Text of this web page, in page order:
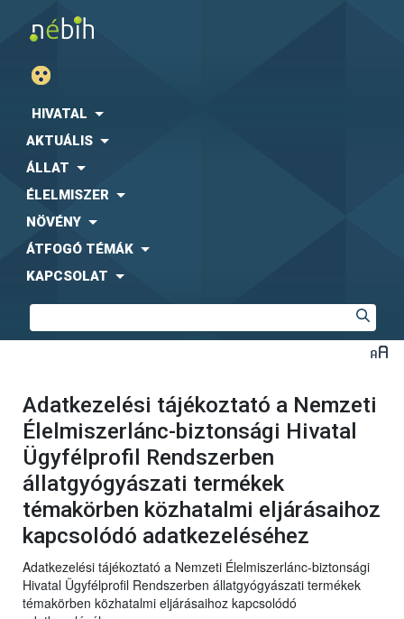
HIVATAL
AKTUÁLIS
ÁLLAT
ÉLELMISZER
NÖVÉNY
ÁTFOGÓ TÉMÁK
KAPCSOLAT
Adatkezelési tájékoztató a Nemzeti
Élelmiszerlánc-biztonsági Hivatal
Ügyfélprofil Rendszerben
állatgyógyászati termékek
témakörben közhatalmi eljárásaihoz
kapcsolódó adatkezeléséhez
Adatkezelési tájékoztató a Nemzeti Élelmiszerlánc-biztonsági
Hivatal Ügyfélprofil Rendszerben állatgyógyászati termékek
témakörben közhatalmi eljárásaihoz kapcsolódó